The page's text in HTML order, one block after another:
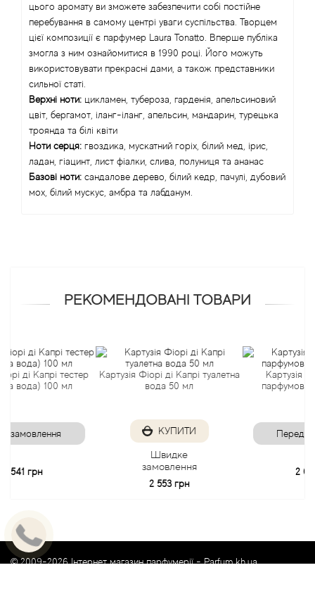
цього аромату ви зможете забезпечити собі постійне
перебування в самому центрі уваги суспільства. Творцем
цієї композиції є парфумер Laura Tonatto. Вперше публіка
змогла з ним ознайомитися в 1990 році. Його можуть
використовувати прекрасні дами, а також представники
сильної статі.
Верхні ноти: цикламен, тубероза, гарденія, апельсиновий
цвіт, бергамот, іланг-іланг, апельсин, мандарин, турецька
троянда та білі квіти
Ноти серця: гвоздика, мускатний горіх, білий мед, ірис,
ладан, гіацинт, лист фіалки, слива, полуниця та ананас
Базові ноти: сандалове дерево, білий кедр, пачулі, дубовий
мох, білий мускус, амбра та лабданум.
РЕКОМЕНДОВАНІ ТОВАРИ
Капрі тестер
100 мл
Картузія Фіорі ді Капрі туалетна
вода 50 мл
КУПИТИ
Швидке
замовлення
2 553 грн
Картузія Фіорі
парфумована
2 004 грн
© 2009-2026 Інтернет магазин парфумерії -Parfum.kh.ua
Anima Mundi
Anna Sui
Annayake
Anne Fontaine
Annick Goutal
Antonia's Flowers
Antonio Visconti
Arabesque Perfumes
Armaf
Armand Basi